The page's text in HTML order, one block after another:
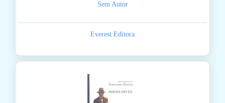
Sem Autor
Everest Editora